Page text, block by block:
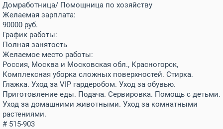
Домработница/ Помощница по хозяйству
Желаемая зарплата:
90000 руб.
График работы:
Полная занятость
Желаемое место работы:
Россия, Москва и Московская обл., Красногорск,
Комплексная уборка сложных поверхностей. Стирка.
Глажка. Уход за VIP гардеробом. Уход за обувью.
Приготовление еды. Подача. Сервировка. Помощь с детьми.
Уход за домашними животными. Уход за комнатными
растениями.
# 515-903